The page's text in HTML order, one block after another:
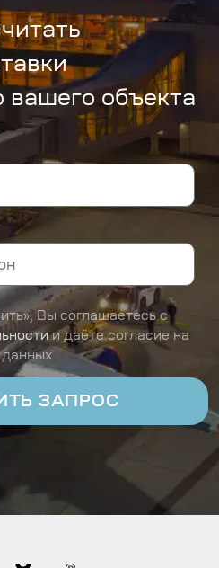
объекта
Вы соглашаетесь с
и даёте согласие на
данных